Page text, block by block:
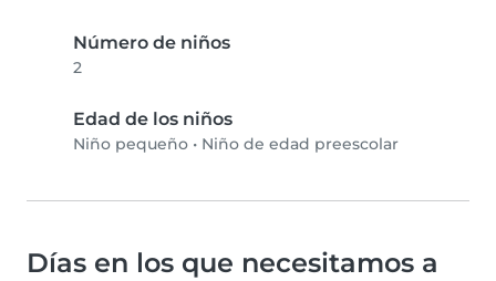
Número de niños
2
Edad de los niños
Niño pequeño • Niño de edad preescolar
Días en los que necesitamos a